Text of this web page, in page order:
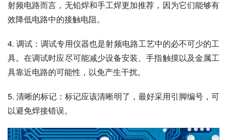
射频电路而言，无铅焊和手工焊更加推荐，因为它们能够有
效降低电路中的接触电阻。
4. 调试：调试专用仪器也是射频电路工艺中的必不可少的工
具。在调试时应尽可能减少设备安装、手指触摸以及金属工
具靠近电路的可能性，以免产生干扰。
5. 清晰的标记：标记应该清晰明了，最好采用引脚编号，可
以避免焊接错误。